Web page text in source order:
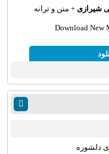
شیرازی + متن و ترانه
Download New